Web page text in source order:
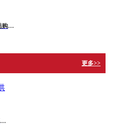
泉州品牌好的突缘叉价格|选购传动轴
更多>>
质量优良的花键轴供应_促销传动轴